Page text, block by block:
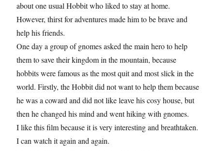
about one usual Hobbit who liked to stay at home.
However, thirst for adventures made him to be brave and
help his friends.
One day a group of gnomes asked the main hero to help
them to save their kingdom in the mountain, because
hobbits were famous as the most quit and most slick in the
world. Firstly, the Hobbit did not want to help them because
he was a coward and did not like leave his cosy house, but
then he changed his mind and went hiking with gnomes.
I like this film because it is very interesting and breathtaken.
I can watch it again and again.